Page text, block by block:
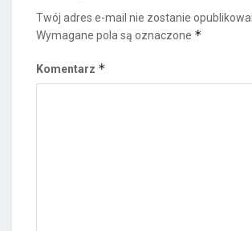
Twój adres e-mail nie zostanie
Wymagane pola są oznaczone *
Komentarz *